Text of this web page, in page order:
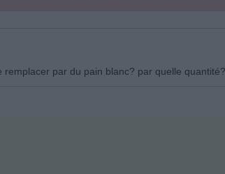
par du pain blanc? par quelle